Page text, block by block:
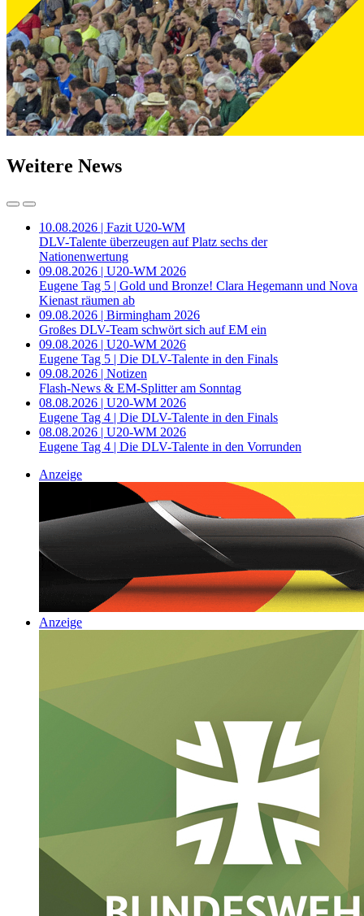
Weitere News
10.08.2026 | Fazit U20-WM
DLV-Talente überzeugen auf Platz sechs der
Nationenwertung
09.08.2026 | U20-WM 2026
Eugene Tag 5 | Gold und Bronze! Clara Hegemann und Nova
Kienast räumen ab
09.08.2026 | Birmingham 2026
Großes DLV-Team schwört sich auf EM ein
09.08.2026 | U20-WM 2026
Eugene Tag 5 | Die DLV-Talente in den Finals
09.08.2026 | Notizen
Flash-News & EM-Splitter am Sonntag
08.08.2026 | U20-WM 2026
Eugene Tag 4 | Die DLV-Talente in den Finals
08.08.2026 | U20-WM 2026
Eugene Tag 4 | Die DLV-Talente in den Vorrunden
Anzeige
Anzeige